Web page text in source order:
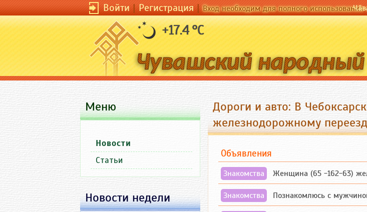
Войти|Регистрация|Вход необходим для полного использования
+17.4 °C
Дороги и авто: В
железнодорожному
Объявления
Знакомства Женщина (65 -162-63)
Знакомства Познакомлюсь с
Меню
Новости
Статьи
Новости недели